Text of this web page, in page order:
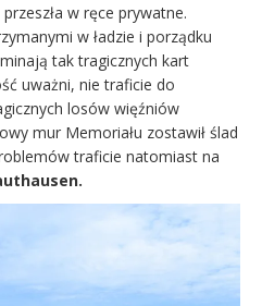
w ręce prywatne.
w ładzie i porządku
tak tragicznych kart
uważni, nie traficie do
losów więźniów
mur Memoriału zostawił ślad
traficie natomiast na